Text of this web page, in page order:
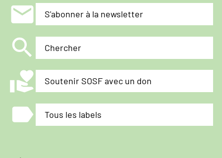
mail S'abonner à la newsletter
search Chercher
volunteer_activism Soutenir SOSF avec un don
label Tous les labels